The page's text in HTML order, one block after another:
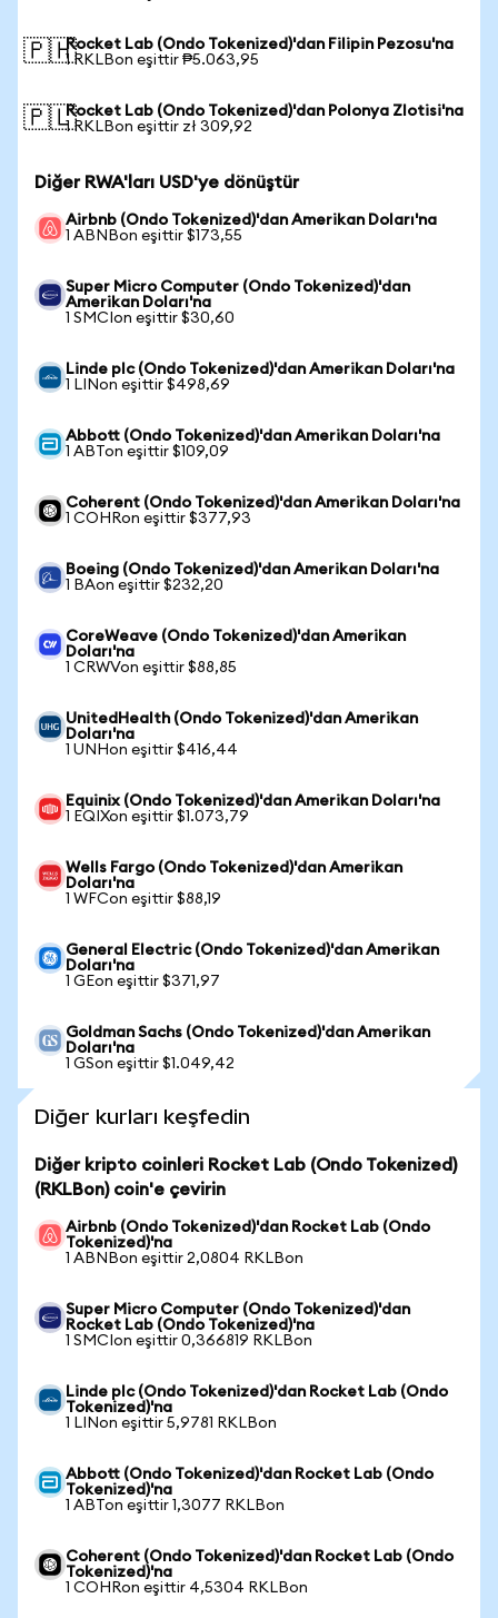
🇵🇭Rocket Lab (Ondo Tokenized)'dan Filipin Pezosu'na
1 RKLBon eşittir ₱5.063,95
🇵🇱Rocket Lab (Ondo Tokenized)'dan Polonya Zlotisi'na
1 RKLBon eşittir zł 309,92
Diğer RWA'ları USD'ye dönüştür
Airbnb (Ondo Tokenized)'dan Amerikan Doları'na
1 ABNBon eşittir $173,55
Super Micro Computer (Ondo Tokenized)'dan
Amerikan Doları'na
1 SMCIon eşittir $30,60
Linde plc (Ondo Tokenized)'dan Amerikan Doları'na
1 LINon eşittir $498,69
Abbott (Ondo Tokenized)'dan Amerikan Doları'na
1 ABTon eşittir $109,09
Coherent (Ondo Tokenized)'dan Amerikan Doları'na
1 COHRon eşittir $377,93
Boeing (Ondo Tokenized)'dan Amerikan Doları'na
1 BAon eşittir $232,20
CoreWeave (Ondo Tokenized)'dan Amerikan
Doları'na
1 CRWVon eşittir $88,85
UnitedHealth (Ondo Tokenized)'dan Amerikan
Doları'na
1 UNHon eşittir $416,44
Equinix (Ondo Tokenized)'dan Amerikan Doları'na
1 EQIXon eşittir $1.073,79
Wells Fargo (Ondo Tokenized)'dan Amerikan
Doları'na
1 WFCon eşittir $88,19
General Electric (Ondo Tokenized)'dan Amerikan
Doları'na
1 GEon eşittir $371,97
Goldman Sachs (Ondo Tokenized)'dan Amerikan
Doları'na
1 GSon eşittir $1.049,42
Diğer kurları keşfedin
Diğer kripto coinleri Rocket Lab (Ondo Tokenized)
(RKLBon) coin'e çevirin
Airbnb (Ondo Tokenized)'dan Rocket Lab (Ondo
Tokenized)'na
1 ABNBon eşittir 2,0804 RKLBon
Super Micro Computer (Ondo Tokenized)'dan
Rocket Lab (Ondo Tokenized)'na
1 SMCIon eşittir 0,366819 RKLBon
Linde plc (Ondo Tokenized)'dan Rocket Lab (Ondo
Tokenized)'na
1 LINon eşittir 5,9781 RKLBon
Abbott (Ondo Tokenized)'dan Rocket Lab (Ondo
Tokenized)'na
1 ABTon eşittir 1,3077 RKLBon
Coherent (Ondo Tokenized)'dan Rocket Lab (Ondo
Tokenized)'na
1 COHRon eşittir 4,5304 RKLBon